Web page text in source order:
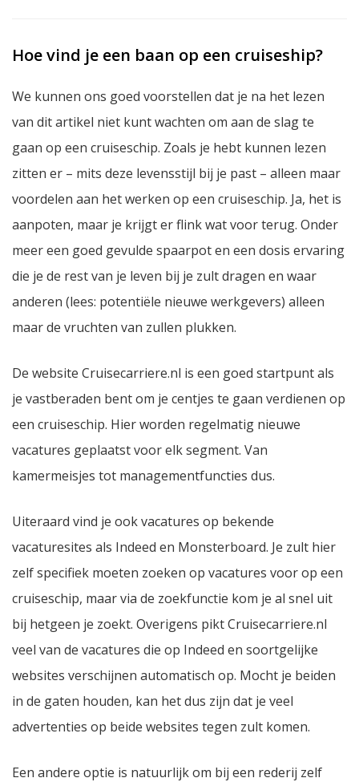
Hoe vind je een baan op een cruiseship?
We kunnen ons goed voorstellen dat je na het lezen
van dit artikel niet kunt wachten om aan de slag te
gaan op een cruiseschip. Zoals je hebt kunnen lezen
zitten er – mits deze levensstijl bij je past – alleen maar
voordelen aan het werken op een cruiseschip. Ja, het is
aanpoten, maar je krijgt er flink wat voor terug. Onder
meer een goed gevulde spaarpot en een dosis ervaring
die je de rest van je leven bij je zult dragen en waar
anderen (lees: potentiële nieuwe werkgevers) alleen
maar de vruchten van zullen plukken.
De website Cruisecarriere.nl is een goed startpunt als
je vastberaden bent om je centjes te gaan verdienen op
een cruiseschip. Hier worden regelmatig nieuwe
vacatures geplaatst voor elk segment. Van
kamermeisjes tot managementfuncties dus.
Uiteraard vind je ook vacatures op bekende
vacaturesites als Indeed en Monsterboard. Je zult hier
zelf specifiek moeten zoeken op vacatures voor op een
cruiseschip, maar via de zoekfunctie kom je al snel uit
bij hetgeen je zoekt. Overigens pikt Cruisecarriere.nl
veel van de vacatures die op Indeed en soortgelijke
websites verschijnen automatisch op. Mocht je beiden
in de gaten houden, kan het dus zijn dat je veel
advertenties op beide websites tegen zult komen.
Een andere optie is natuurlijk om bij een rederij zelf